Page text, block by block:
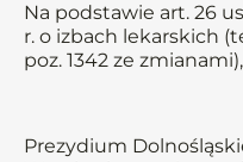
Na podstawie art. 26
r. o izbach lekarskich
poz. 1342 ze
Prezydium